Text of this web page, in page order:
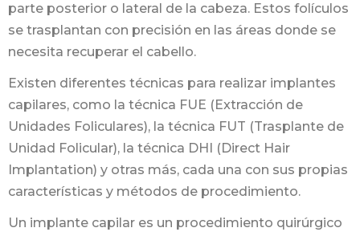
parte posterior o lateral de la cabeza. Estos folículos
se trasplantan con precisión en las áreas donde se
necesita recuperar el cabello.
Existen diferentes técnicas para realizar implantes
capilares, como la técnica FUE (Extracción de
Unidades Foliculares), la técnica FUT (Trasplante de
Unidad Folicular), la técnica DHI (Direct Hair
Implantation) y otras más, cada una con sus propias
características y métodos de procedimiento.
Un implante capilar es un procedimiento quirúrgico